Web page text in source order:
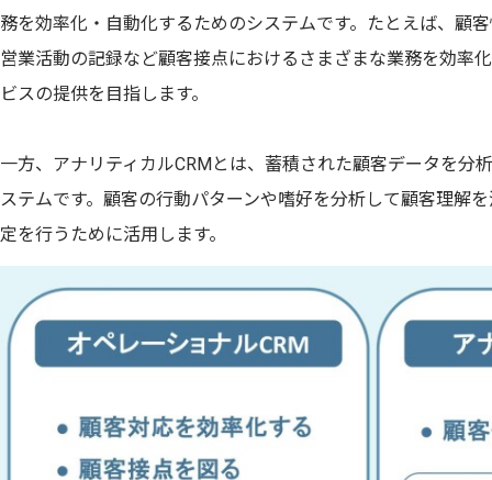
務を効率化・自動化するためのシステムです。たとえば、顧
営業活動の記録など顧客接点におけるさまざまな業務を効率
ビスの提供を目指します。
一方、アナリティカルCRMとは、蓄積された顧客データを分
ステムです。顧客の行動パターンや嗜好を分析して顧客理解
定を行うために活用します。